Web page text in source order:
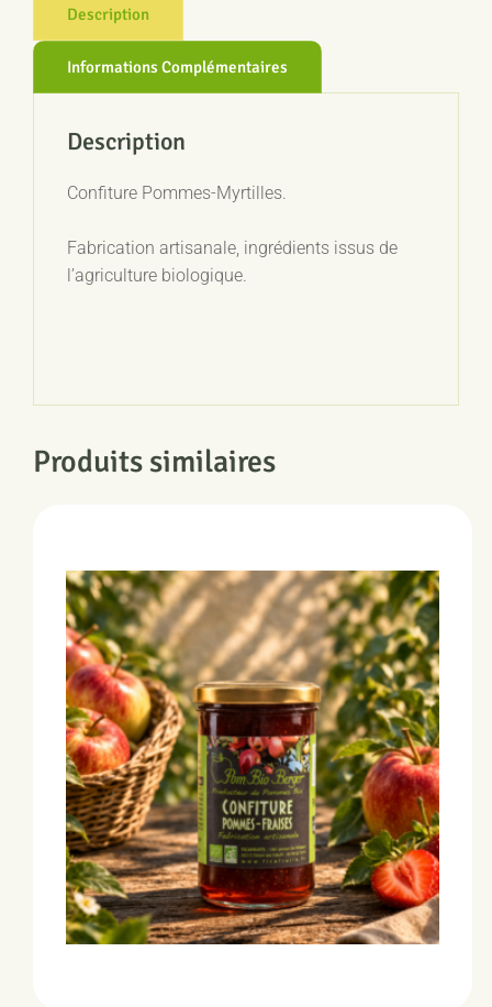
300gDescription
Informations Complémentaires
Description
Confiture Pommes-Myrtilles.
Fabrication artisanale, ingrédients issus de
l’agriculture biologique.
Produits similaires